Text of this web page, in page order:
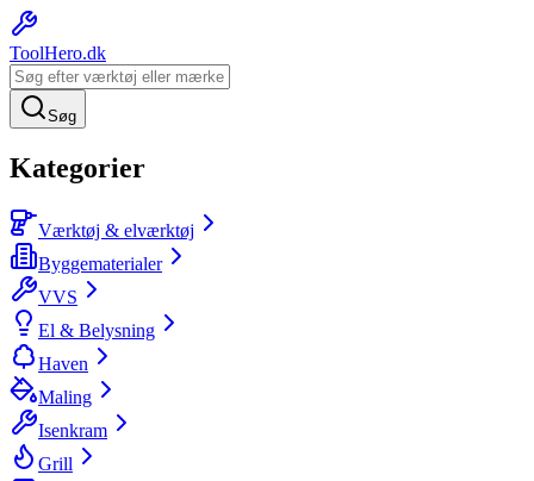
ToolHero.dk
Søg
Kategorier
Værktøj & elværktøj
Byggematerialer
VVS
El & Belysning
Haven
Maling
Isenkram
Grill